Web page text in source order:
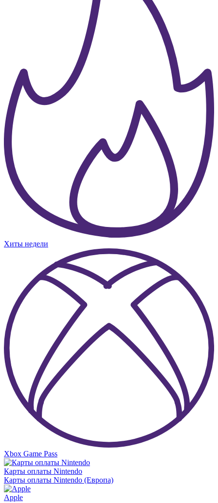
Хиты недели
Xbox Game Pass
Карты оплаты Nintendo
Карты оплаты Nintendo (Европа)
Apple